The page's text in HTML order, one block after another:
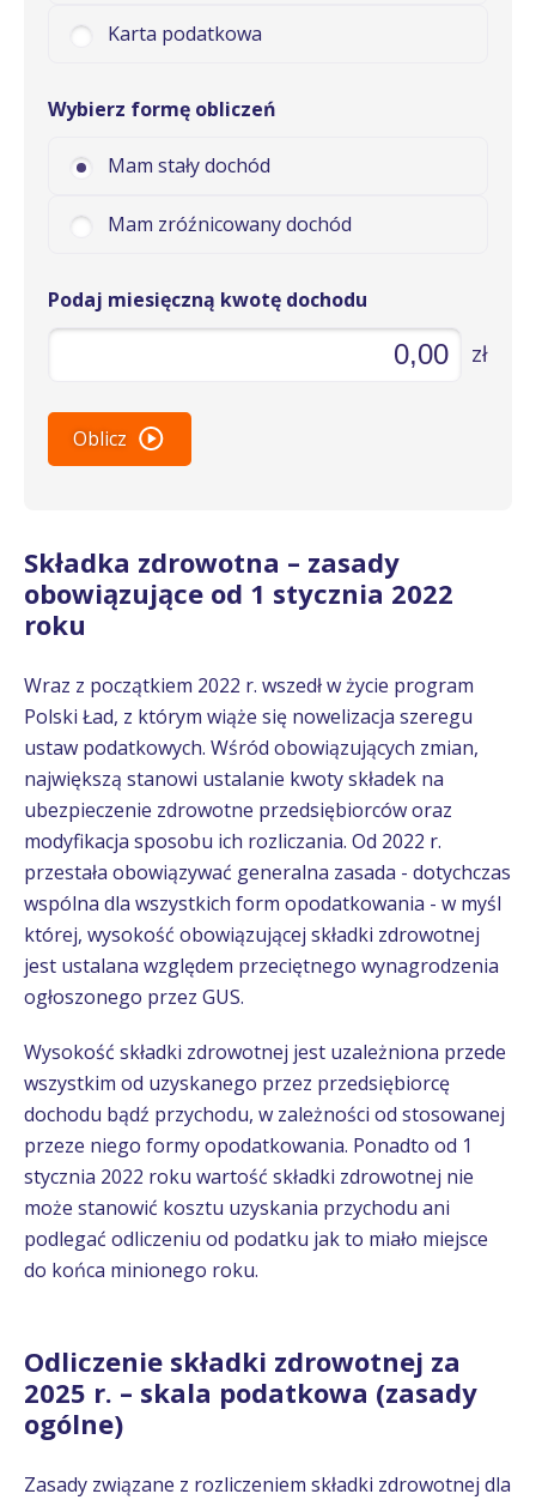
Karta podatkowa
Wybierz formę obliczeń
Mam stały dochód
Mam zróźnicowany dochód
Podaj miesięczną kwotę dochodu
zł
Oblicz
Składka zdrowotna – zasady
obowiązujące od 1 stycznia 2022
roku
Wraz z początkiem 2022 r. wszedł w życie program
Polski Ład, z którym wiąże się nowelizacja szeregu
ustaw podatkowych. Wśród obowiązujących zmian,
największą stanowi ustalanie kwoty składek na
ubezpieczenie zdrowotne przedsiębiorców oraz
modyfikacja sposobu ich rozliczania. Od 2022 r.
przestała obowiązywać generalna zasada - dotychczas
wspólna dla wszystkich form opodatkowania - w myśl
której, wysokość obowiązującej składki zdrowotnej
jest ustalana względem przeciętnego wynagrodzenia
ogłoszonego przez GUS.
Wysokość składki zdrowotnej jest uzależniona przede
wszystkim od uzyskanego przez przedsiębiorcę
dochodu bądź przychodu, w zależności od stosowanej
przeze niego formy opodatkowania. Ponadto od 1
stycznia 2022 roku wartość składki zdrowotnej nie
może stanowić kosztu uzyskania przychodu ani
podlegać odliczeniu od podatku jak to miało miejsce
do końca minionego roku.
Odliczenie składki zdrowotnej za
2025 r. – skala podatkowa (zasady
ogólne)
Zasady związane z rozliczeniem składki zdrowotnej dla